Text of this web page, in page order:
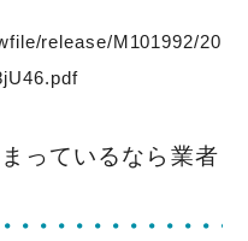
release/M101992/20
っているなら業者